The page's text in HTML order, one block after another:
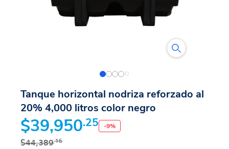
Tanque horizontal nodriza reforzado al
20% 4,000 litros color negro
$39,950.25 -9%
$44,389.16